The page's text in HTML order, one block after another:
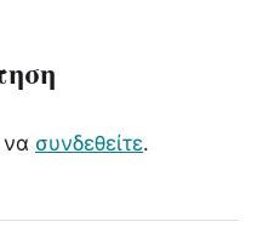
να συνδεθείτε.